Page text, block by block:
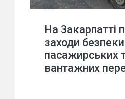
На Закарпатті
заходи безпеки
пасажирських
вантажних